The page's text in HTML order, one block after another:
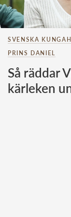
SVENSKA
PRINS DANIEL
Så räddar
kärleken